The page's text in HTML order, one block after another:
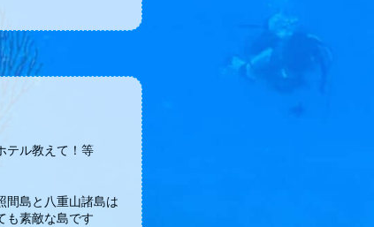
テル教えて！等
間島と八重山諸島は
も素敵な島です